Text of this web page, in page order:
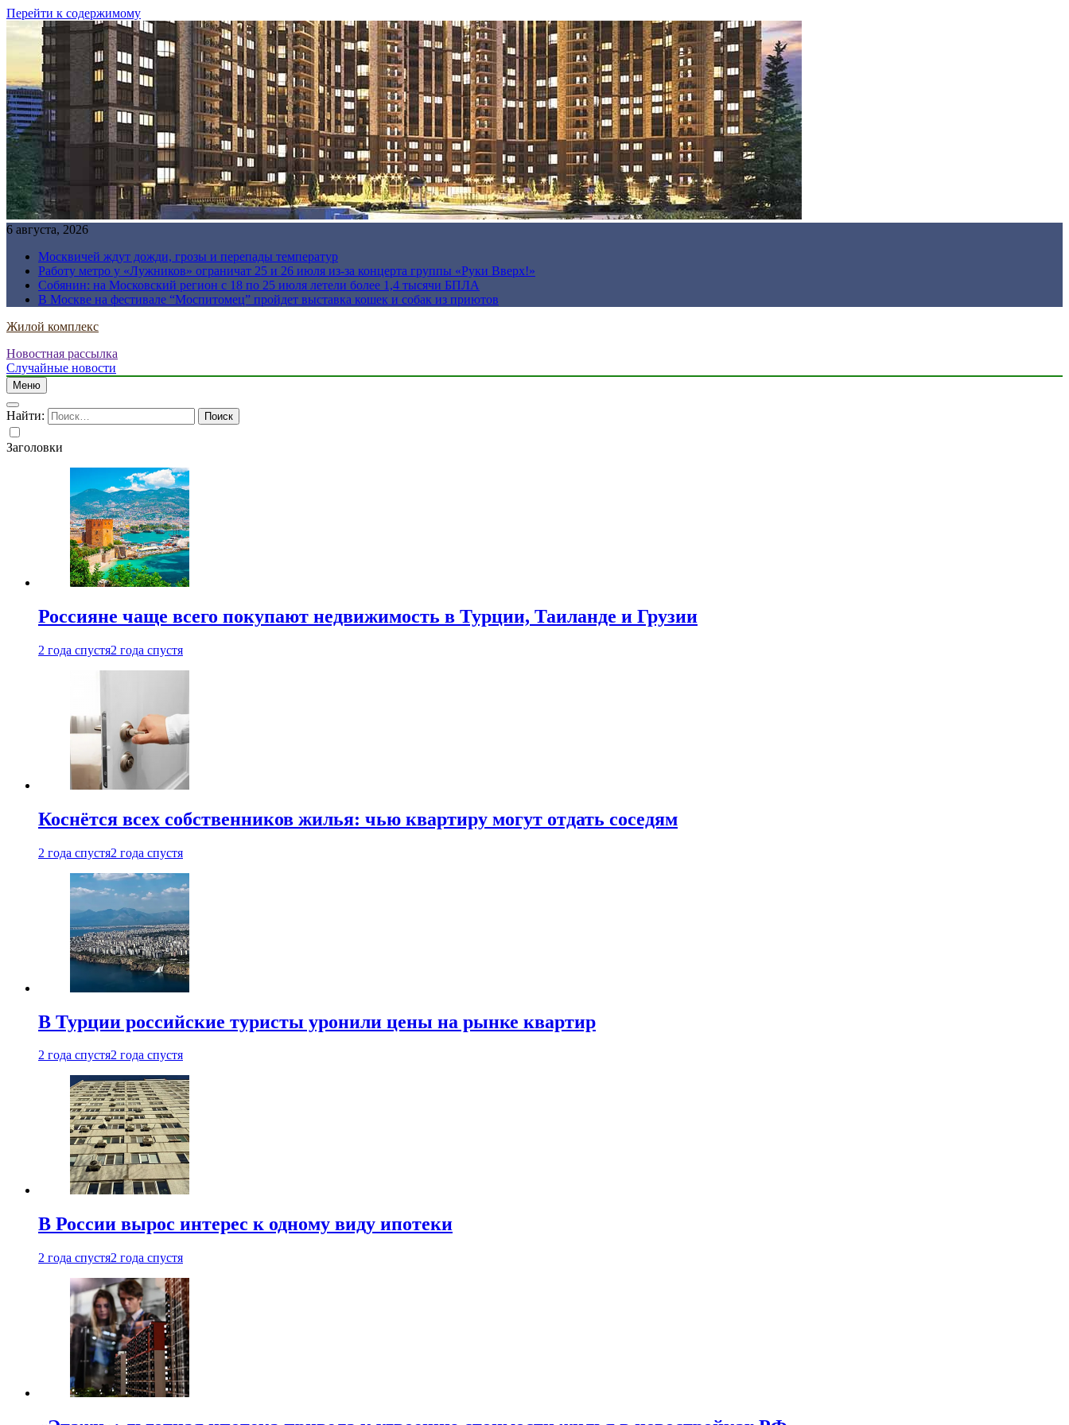
Перейти к содержимому
6 августа, 2026
Москвичей ждут дожди, грозы и перепады температур
Работу метро у «Лужников» ограничат 25 и 26 июля из-за концерта группы «Руки Вверх!»
Собянин: на Московский регион с 18 по 25 июля летели более 1,4 тысячи БПЛА
В Москве на фестивале “Моспитомец” пройдет выставка кошек и собак из приютов
Жилой комплекс
Новостная рассылка
Случайные новости
Меню
Найти:
Заголовки
Россияне чаще всего покупают недвижимость в Турции, Таиланде и Грузии
2 года спустя2 года спустя
Коснётся всех собственников жилья: чью квартиру могут отдать соседям
2 года спустя2 года спустя
В Турции российские туристы уронили цены на рынке квартир
2 года спустя2 года спустя
В России вырос интерес к одному виду ипотеки
2 года спустя2 года спустя